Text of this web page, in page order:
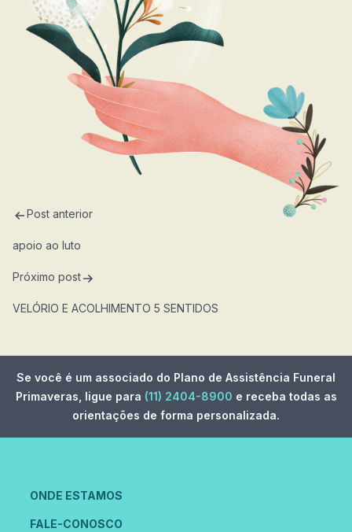
Jazigo
Columbário
Caixa de
memórias
2ª VIA DO BOLETO
Post anterior
apoio ao luto
Próximo post
VELÓRIO E ACOLHIMENTO 5 SENTIDOS
Se você é um associado do Plano de Assistência Funeral
Primaveras, ligue para (11) 2404-8900 e receba todas as
orientações de forma personalizada.
ONDE ESTAMOS
FALE-CONOSCO